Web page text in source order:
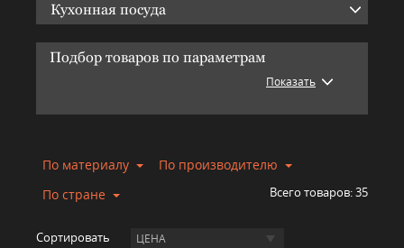
Кухонная посуда
Подбор товаров по параметрам
Показать
По материалу
По производителю
По стране
Всего товаров:35
Сортировать ЦЕНА